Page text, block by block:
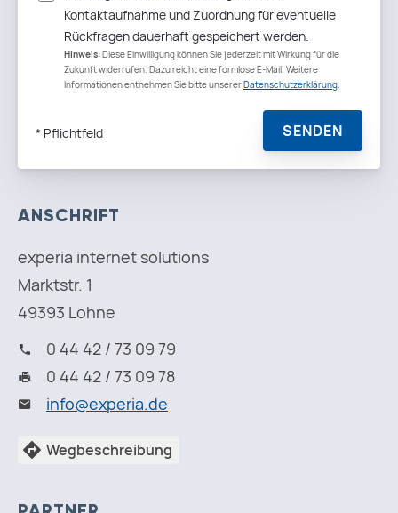
ANSCHRIFT
experia internet solutions
Marktstr. 1
49393 Lohne
0 44 42 / 73 09 79
0 44 42 / 73 09 78
info@experia.de
Wegbeschreibung